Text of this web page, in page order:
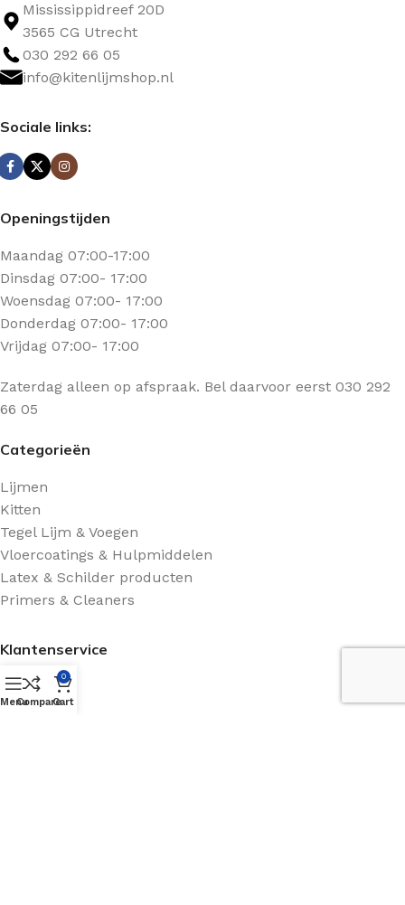
Mississippidreef 20D
3565 CG Utrecht
030 292 66 05
info@kitenlijmshop.nl
Sociale links:
Openingstijden
Maandag 07:00-17:00
Dinsdag 07:00- 17:00
Woensdag 07:00- 17:00
Donderdag 07:00- 17:00
Vrijdag 07:00- 17:00
Zaterdag alleen op afspraak. Bel daarvoor eerst 030 292
66 05
Categorieën
Lijmen
Kitten
Tegel Lijm & Voegen
Vloercoatings & Hulpmiddelen
Latex & Schilder producten
Primers & Cleaners
Klantenservice
Shop
Contact
MenuCompare
0
Cart